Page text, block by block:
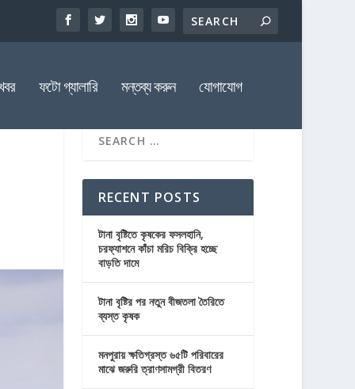
ফটো গ্যালারি মন্তব্য করুন যোগাযোগ
RECENT POSTS
টানা বৃষ্টিতে কৃষকের ফসলহানি,
চরফ্যাশনে কাঁচা মরিচ বিক্রি হচ্ছে
বাড়তি দামে
টানা বৃষ্টির পর নতুন বীজতলা তৈরিতে
ব্যস্ত কৃষক
মনপুরায় ক্ষতিগ্রস্ত ৬৫টি পরিবারের
মাঝে জরুরি ত্রাণসামগ্রী বিতরণ